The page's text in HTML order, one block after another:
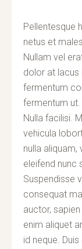
Pellentesque
netus et
Nullam vel
dolor at lacus
fermentum
fermentum
Nulla facilisi.
vehicula
nulla aliquam,
eleifend nunc
Suspendisse
consequat
auctor,
enim aliquet
id neque.